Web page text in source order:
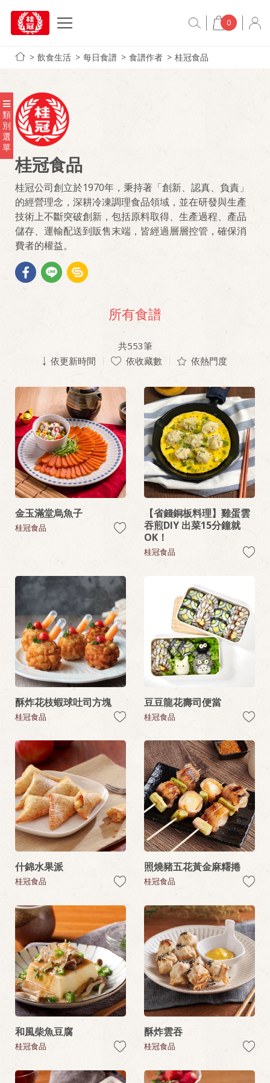
0
飲食生活 每日食譜 食譜作者 桂冠食品
類
別
選
單
桂冠食品
桂冠公司創立於1970年，秉持著「創新、認真、負責」
的經營理念，深耕冷凍調理食品領域，並在研發與生產
技術上不斷突破創新，包括原料取得、生產過程、產品
儲存、運輸配送到販售末端，皆經過層層控管，確保消
費者的權益。
所有食譜
共553筆
依更新時間
依收藏數 依熱門度
金玉滿堂烏魚子
桂冠食品
【省錢銅板料理】雞蛋雲
吞煎DIY 出菜15分鐘就
OK！
桂冠食品
酥炸花枝蝦球吐司方塊
桂冠食品
豆豆龍花壽司便當
桂冠食品
什錦水果派
桂冠食品
照燒豬五花黃金麻糬捲
桂冠食品
和風柴魚豆腐
桂冠食品
酥炸雲吞
桂冠食品